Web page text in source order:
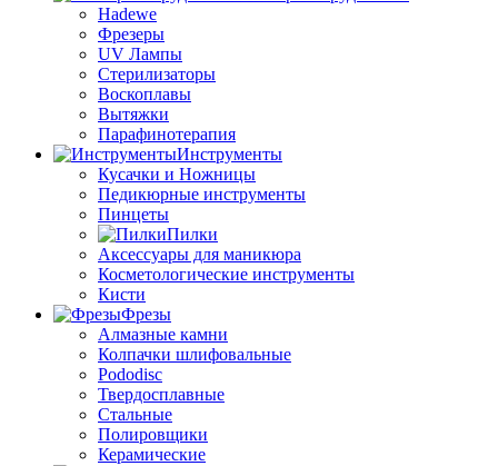
Hadewe
Фрезеры
UV Лампы
Стерилизаторы
Воскоплавы
Вытяжки
Парафинотерапия
Инструменты
Кусачки и Ножницы
Педикюрные инструменты
Пинцеты
Пилки
Аксессуары для маникюра
Косметологические инструменты
Кисти
Фрезы
Алмазные камни
Колпачки шлифовальные
Pododisc
Твердосплавные
Стальные
Полировщики
Керамические